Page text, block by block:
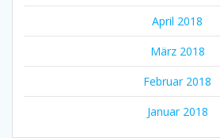
April 2018
März 2018
Februar 2018
Januar 2018